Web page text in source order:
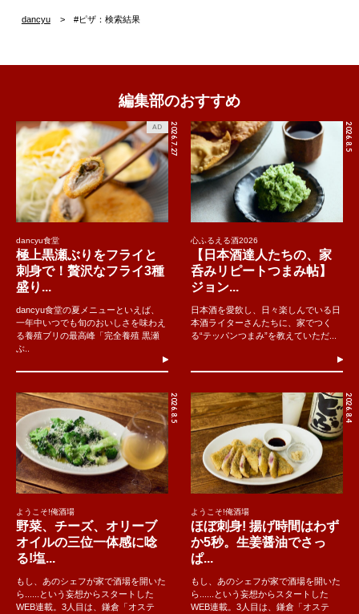
dancyu #ピザ：検索結果
編集部のおすすめ
2026.7.27
AD
dancyu食堂
極上黒瀬ぶりをフライと
刺身で！贅沢なフライ3種
盛り...
dancyu食堂の夏メニューといえば、
一年中いつでも旬のおいしさを味わえ
る養殖ブリの最高峰「完全養殖 黒瀬
ぶ..
2026.8.5
心ふるえる酒2026
【日本酒達人たちの、家
呑みリピートつまみ帖】
ジョン...
日本酒を愛飲し、日々楽しんでいる日
本酒ライターさんたちに、家でつく
る“テッパンつまみ”を教えていただ...
2026.8.5
ようこそ!俺酒場
野菜、チーズ、オリーブ
オイルの三位一体感に唸
る!塩...
もし、あのシェフが家で酒場を開いた
ら......という妄想からスタートした
WEB連載。3人目は、鎌倉「オステ
2026.8.4
ようこそ!俺酒場
ほぼ刺身! 揚げ時間はわず
か5秒。生姜醤油でさっ
ぱ...
もし、あのシェフが家で酒場を開いた
ら......という妄想からスタートした
WEB連載。3人目は、鎌倉「オステ